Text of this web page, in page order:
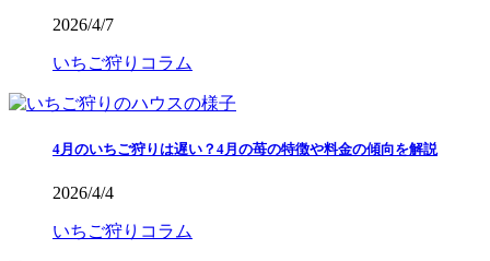
2026/4/7
いちご狩りコラム
4月のいちご狩りは遅い？4月の苺の特徴や料金の傾向を解説
2026/4/4
いちご狩りコラム